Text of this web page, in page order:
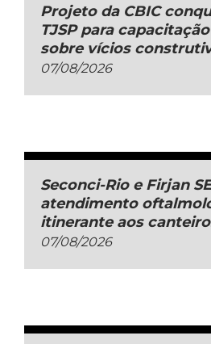
Projeto da CBIC
TJSP para
sobre vícios
07/08/2026
Seconci-Rio e Firjan
atendimento
itinerante aos
07/08/2026